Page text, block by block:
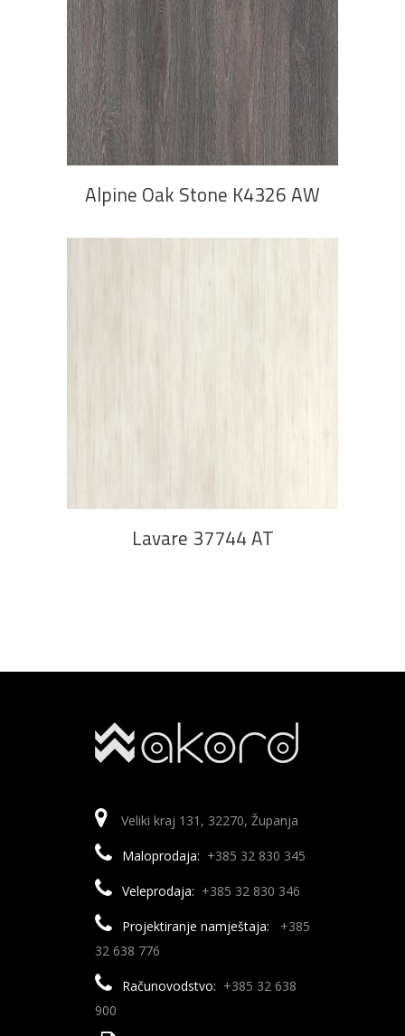
PROČITAJ VIŠE
Alpine Oak Stone K4326 AW
Lavare 37744 AT
Veliki kraj 131, 32270, Županja
Maloprodaja: +385 32 830 345
Veleprodaja: +385 32 830 346
Projektiranje namještaja:
+385
32 638 776
Računovodstvo: +385 32 638
900